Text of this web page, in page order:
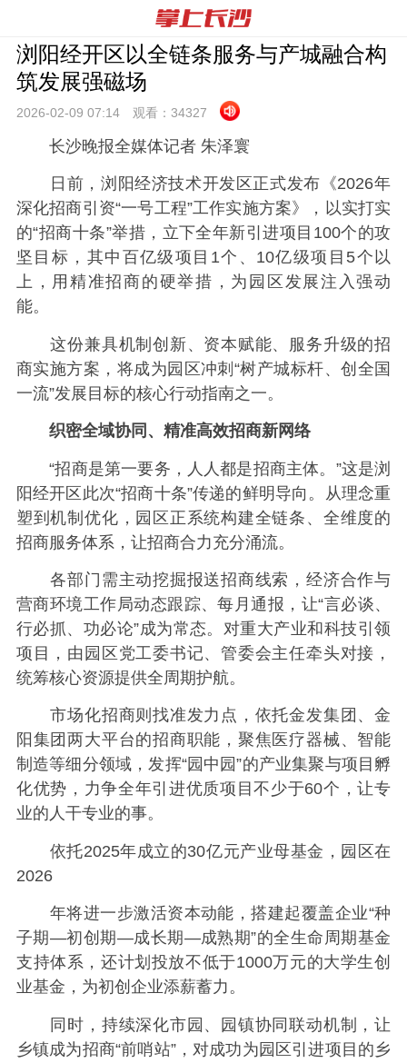
浏阳经开区以全链条服务与产城融合构
筑发展强磁场
2026-02-09 07:14 观看： 34327
长沙晚报全媒体记者 朱泽寰
日前，浏阳经济技术开发区正式发布《2026年
深化招商引资“一号工程”工作实施方案》，以实打实
的“招商十条”举措，立下全年新引进项目100个的攻
坚目标，其中百亿级项目1个、10亿级项目5个以
上，用精准招商的硬举措，为园区发展注入强动
能。
这份兼具机制创新、资本赋能、服务升级的招
商实施方案，将成为园区冲刺“树产城标杆、创全国
一流”发展目标的核心行动指南之一。
织密全域协同、精准高效招商新网络
“招商是第一要务，人人都是招商主体。”这是浏
阳经开区此次“招商十条”传递的鲜明导向。从理念重
塑到机制优化，园区正系统构建全链条、全维度的
招商服务体系，让招商合力充分涌流。
各部门需主动挖掘报送招商线索，经济合作与
营商环境工作局动态跟踪、每月通报，让“言必谈、
行必抓、功必论”成为常态。对重大产业和科技引领
项目，由园区党工委书记、管委会主任牵头对接，
统筹核心资源提供全周期护航。
市场化招商则找准发力点，依托金发集团、金
阳集团两大平台的招商职能，聚焦医疗器械、智能
制造等细分领域，发挥“园中园”的产业集聚与项目孵
化优势，力争全年引进优质项目不少于60个，让专
业的人干专业的事。
依托2025年成立的30亿元产业母基金，园区在
2026
年将进一步激活资本动能，搭建起覆盖企业“种
子期—初创期—成长期—成熟期”的全生命周期基金
支持体系，还计划投放不低于1000万元的大学生创
业基金，为初创企业添薪蓄力。
同时，持续深化市园、园镇协同联动机制，让
乡镇成为招商“前哨站”，对成功为园区引进项目的乡